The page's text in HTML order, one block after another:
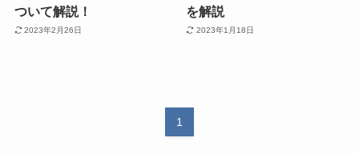
ついて解説！
2023年2月26日
を解説
2023年1月18日
1